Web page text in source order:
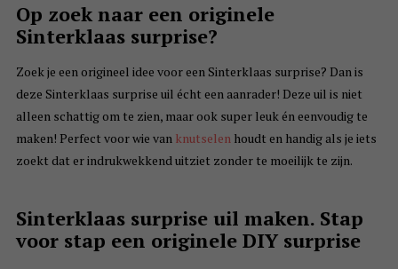
Op zoek naar een originele
Sinterklaas surprise?
Zoek je een origineel idee voor een Sinterklaas surprise? Dan is
deze Sinterklaas surprise uil écht een aanrader! Deze uil is niet
alleen schattig om te zien, maar ook super leuk én eenvoudig te
maken! Perfect voor wie van knutselenhoudt en handig als je iets
zoekt dat er indrukwekkend uitziet zonder te moeilijk te zijn.
Sinterklaas surprise uil maken. Stap
voor stap een originele DIY surprise